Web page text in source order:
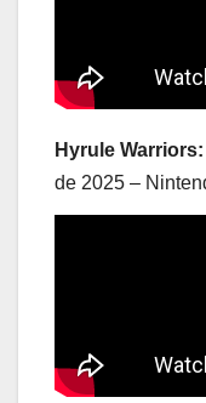
Hyrule
de 2025 –